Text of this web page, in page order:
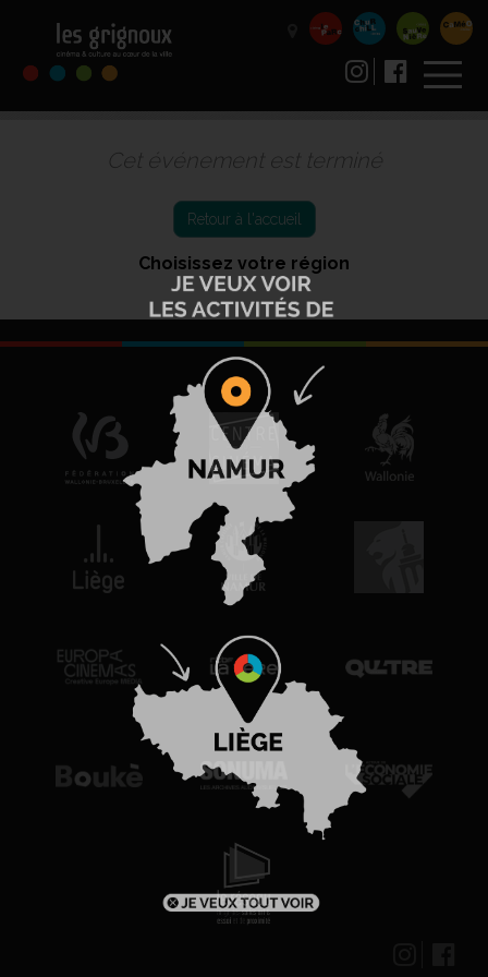
Cet événement est terminé
Retour à l'accueil
Choisissez votre région